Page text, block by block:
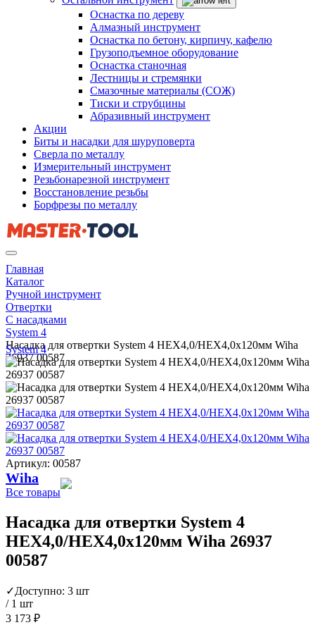
Оснастка по дереву
Алмазный инструмент
Оснастка по бетону, кирпичу, кафелю
Грузоподъемное оборудование
Оснастка станочная
Лестницы и стремянки
Смазочные материалы (СОЖ)
Тиски и струбцины
Абразивный инструмент
Акции
Биты и насадки для шуруповерта
Сверла по металлу
Измерительный инструмент
Резьбонарезной инструмент
Восстановление резьбы
Борфрезы по металлу
Главная
Каталог
Ручной инструмент
Отвертки
С насадками
System 4
Насадка для отвертки System 4 HEX4,0/HEX4,0x120мм Wiha
26937 00587
System 4
Артикул: 00587
Wiha
Все товары
Насадка для отвертки System 4
HEX4,0/HEX4,0x120мм Wiha 26937
00587
✓Доступно: 3 шт
/ 1 шт
3 173 ₽